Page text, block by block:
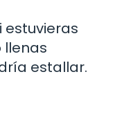
estuvieras
llenas
estallar.